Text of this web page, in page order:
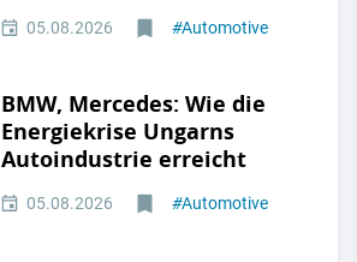
05.08.2026 #Automotive
BMW, Mercedes: Wie die
Energiekrise Ungarns
Autoindustrie erreicht
05.08.2026 #Automotive